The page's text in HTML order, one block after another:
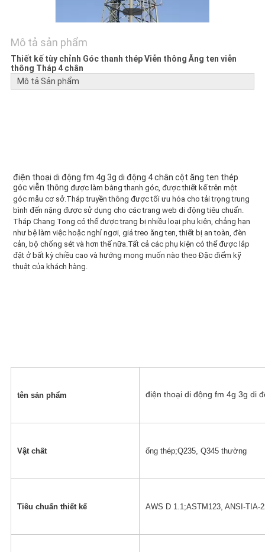
ĐỒ
TRANG
WEB
Mô tả sản phẩm
Thiết kế tùy chỉnh Góc thanh thép Viễn thông Ăng ten viễn
thông Tháp 4 chân
Mô tả Sản phẩm
điện thoại di động fm 4g 3g di động 4 chân cột ăng ten thép
góc viễn thông được làm bằng thanh góc, được thiết kế trên một
góc mẫu cơ sở.Tháp truyền thông được tối ưu hóa cho tải trọng trung
bình đến nặng được sử dụng cho các trang web di động tiêu chuẩn.
Tháp Chang Tong có thể được trang bị nhiều loại phụ kiện, chẳng hạn
như bệ làm việc hoặc nghỉ ngơi, giá treo ăng ten, thiết bị an toàn, đèn
cản, bộ chống sét và hơn thế nữa.Tất cả các phụ kiện có thể được lắp
đặt ở bất kỳ chiều cao và hướng mong muốn nào theo Đặc điểm kỹ
thuật của khách hàng.
tên sản phẩm điện thoại di động fm 4g 3g di
Vật chất ống thép;Q235, Q345 thường
Tiêu chuẩn thiết kế AWS D 1.1;ASTM123, ANSI-TIA-